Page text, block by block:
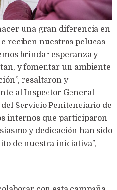
una gran diferencia en
reciben nuestras pelucas
brindar esperanza y
y fomentar un ambiente
resaltaron y
al Inspector General
Servicio Penitenciario de
internos que participaron
y dedicación han sido
de nuestra iniciativa”,